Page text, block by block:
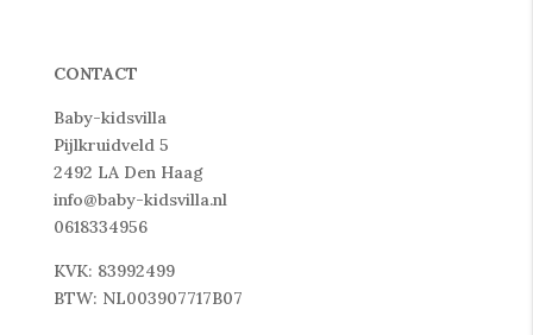
CONTACT
Baby-kidsvilla
Pijlkruidveld 5
2492 LA Den Haag
info@baby-kidsvilla.nl
0618334956
KVK: 83992499
BTW: NL003907717B07